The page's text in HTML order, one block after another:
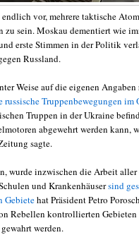
vor, mehrere taktische
sein. Moskau dementiert wie
erste Stimmen in der Politik
Russland.
Weise auf die eigenen
Truppenbewegungen im
Truppen in der Ukraine
abgewehrt werden kann,
sagte.
wurde inzwischen die Arbeit
und Krankenhäusersind
Gebietehat Präsident Petro
Rebellen kontrollierten Gebieten
werden.